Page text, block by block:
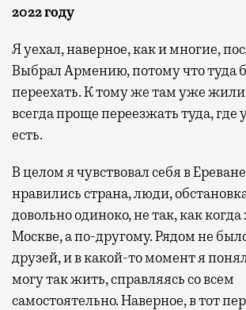
2022 году
Я уехал, наверное, как и многие,
Выбрал Армению, потому что туда
переехать. К тому же там уже
всегда проще переезжать туда, где
есть.
В целом я чувствовал себя в
нравились страна, люди,
довольно одиноко, не так, как
Москве, а по-другому. Рядом не
друзей, и в какой-то момент я
могу так жить, справляясь со всем
самостоятельно. Наверное, в тот